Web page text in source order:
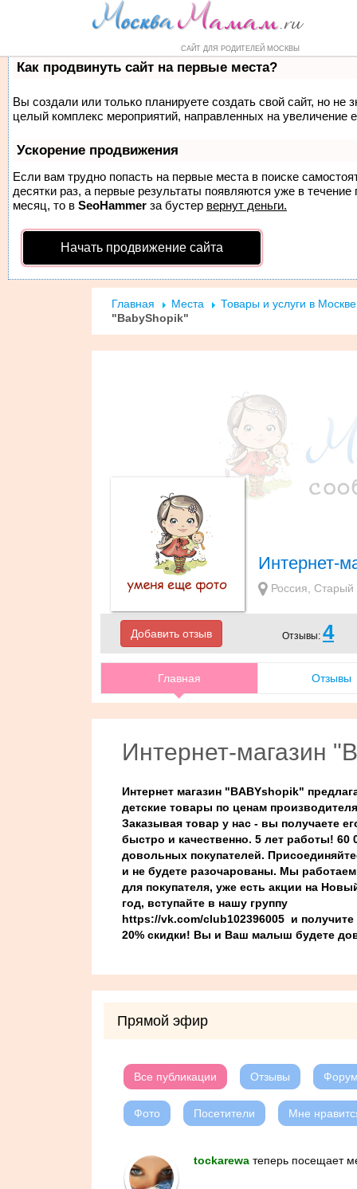
САЙТ ДЛЯ РОДИТЕЛЕЙ МОСКВЫ
Форум Маркет Справочник
Как продвинуть сайт на первые места?
Вы создали или только планируете создать свой сайт, но не
целый комплекс мероприятий, направленных на увеличение
Ускорение продвижения
Если вам трудно попасть на первые места в поиске
десятки раз, а первые результаты появляются уже в
месяц, то в SeoHammer за бустер вернут деньги.
Начать продвижение сайта
Главная Места
Товары и услуги в Москве
"BabyShopik"
Интернет-
Россия, Старый
Добавить отзыв Отзывы: 4
Главная Отзывы
Интернет-магазин
Интернет магазин "BABYshopik"
детские товары по ценам
Заказывая товар у нас - вы получаете
быстро и качественно. 5 лет работы! 60
довольных покупателей.
и не будете разочарованы. Мы работаем
для покупателя, уже есть акции на
год, вступайте в нашу группу
https://vk.com/club102396005 и получите
20% скидки! Вы и Ваш малыш будете
Прямой эфир
Все публикации Отзывы
Фото Посетители Мне
tockarewa теперь посещает